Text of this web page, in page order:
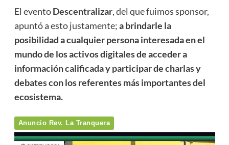
El eventoDescentralizar, del que fuimos sponsor,
apuntó a esto justamente;a brindarle la
posibilidad a cualquier persona interesada en el
mundo de los activos digitales de acceder a
información calificada y participar de charlas y
debates con los referentes más importantes del
ecosistema.
Anuncio Rev. La Tranquera